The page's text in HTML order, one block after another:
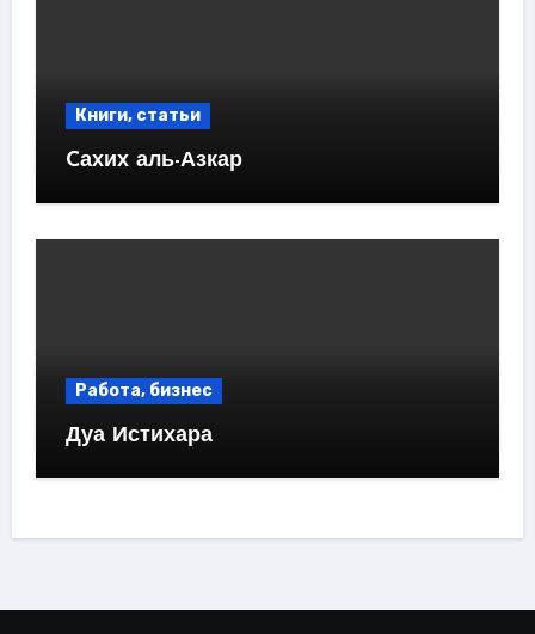
Книги, статьи
Cахих аль-Азкар
Работа, бизнес
Дуа Истихара